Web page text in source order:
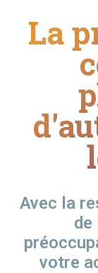
La
Avec la
de
votre